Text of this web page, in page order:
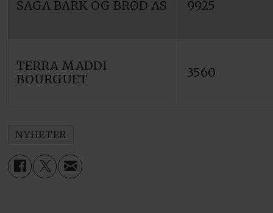
SAGA BARK OG BRØD AS 9925
TERRA MADDI
BOURGUET
3560
NYHETER